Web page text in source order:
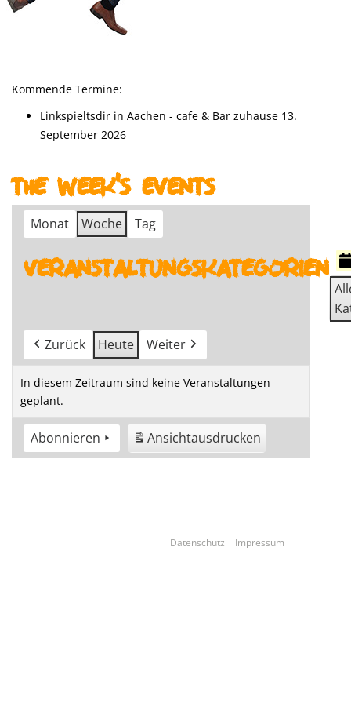
Kommende Termine:
Linkspieltsdir in Aachen - cafe & Bar zuhause 13.
September 2026
The week's events
Monat Woche Tag
Veranstaltungskategorien
Zurück Heute Weiter
In diesem Zeitraum sind keine Veranstaltungen
geplant.
Abonnieren Ansichtausdrucken
Impressum
Datenschutz